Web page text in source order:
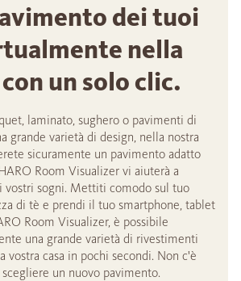
dei tuoi
nella
un solo clic.
laminato, sughero o pavimenti di
grande varietà di design, nella nostra
sicuramente un pavimento adatto
Room Visualizer vi aiuterà a
vostri sogni. Mettiti comodo sul tuo
di tè e prendi il tuo smartphone, tablet
Room Visualizer, è possibile
una grande varietà di rivestimenti
vostra casa in pochi secondi. Non c'è
un nuovo pavimento.